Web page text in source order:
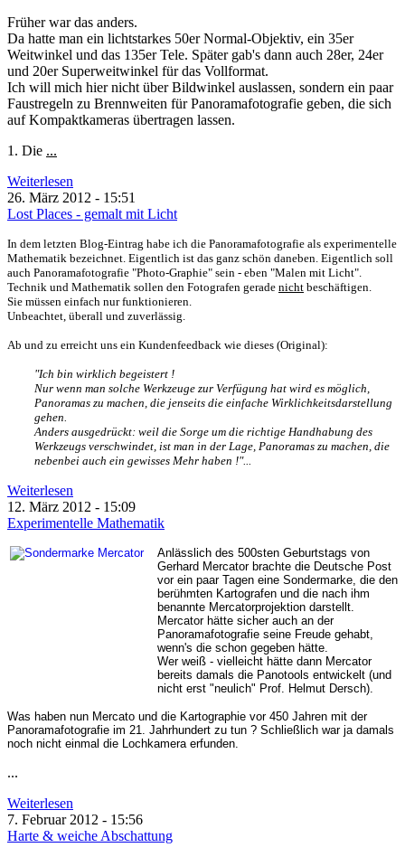
Früher war das anders.
Da hatte man ein lichtstarkes 50er Normal-Objektiv, ein 35er
Weitwinkel und das 135er Tele. Später gab's dann auch 28er, 24er
und 20er Superweitwinkel für das Vollformat.
Ich will mich hier nicht über Bildwinkel auslassen, sondern ein paar
Faustregeln zu Brennweiten für Panoramafotografie geben, die sich
auf Kompaktkameras übertragen lassen.
1. Die ...
Weiterlesen
26. März 2012 - 15:51
Lost Places - gemalt mit Licht
In dem letzten Blog-Eintrag habe ich die Panoramafotografie als experimentelle
Mathematik bezeichnet. Eigentlich ist das ganz schön daneben. Eigentlich soll
auch Panoramafotografie "Photo-Graphie" sein - eben "Malen mit Licht".
Technik und Mathematik sollen den Fotografen gerade nicht beschäftigen.
Sie müssen einfach nur funktionieren.
Unbeachtet, überall und zuverlässig.
Ab und zu erreicht uns ein Kundenfeedback wie dieses (Original):
"Ich bin wirklich begeistert !
Nur wenn man solche Werkzeuge zur Verfügung hat wird es möglich,
Panoramas zu machen, die jenseits die einfache Wirklichkeitsdarstellung
gehen.
Anders ausgedrückt: weil die Sorge um die richtige Handhabung des
Werkzeugs verschwindet, ist man in der Lage, Panoramas zu machen, die
nebenbei auch ein gewisses Mehr haben !"...
Weiterlesen
12. März 2012 - 15:09
Experimentelle Mathematik
Anlässlich des 500sten Geburtstags von
Gerhard Mercator brachte die Deutsche Post
vor ein paar Tagen eine Sondermarke, die den
berühmten Kartografen und die nach ihm
benannte Mercatorprojektion darstellt.
Mercator hätte sicher auch an der
Panoramafotografie seine Freude gehabt,
wenn's die schon gegeben hätte.
Wer weiß - vielleicht hätte dann Mercator
bereits damals die Panotools entwickelt (und
nicht erst "neulich" Prof. Helmut Dersch).
Was haben nun Mercato und die Kartographie vor 450 Jahren mit der
Panoramafotografie im 21. Jahrhundert zu tun ? Schließlich war ja damals
noch nicht einmal die Lochkamera erfunden.
...
Weiterlesen
7. Februar 2012 - 15:56
Harte & weiche Abschattung